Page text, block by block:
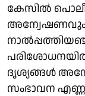
കേസില്‍
ദൃശ്യങ്ങള്‍
സംഭാവന